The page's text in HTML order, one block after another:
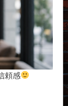
頼感